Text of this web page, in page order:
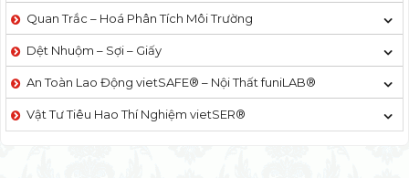
Quan Trắc – Hoá Phân Tích Môi Trường
Dệt Nhuộm – Sợi – Giấy
An Toàn Lao Động vietSAFE® – Nội Thất funiLAB®
Vật Tư Tiêu Hao Thí Nghiệm vietSER®